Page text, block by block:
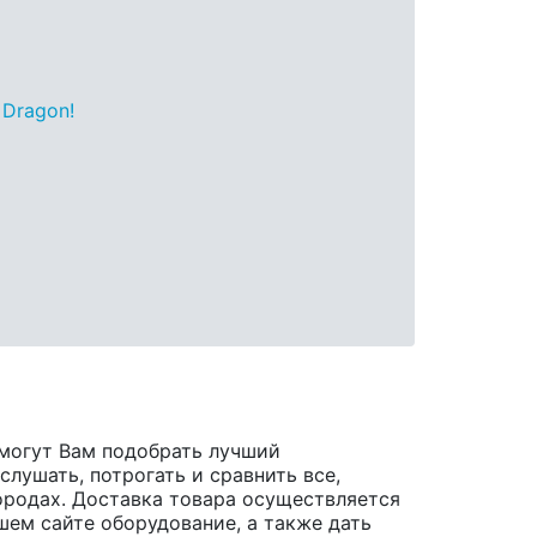
Вам подобрать лучший
потрогать и сравнить все,
Доставка товара осуществляется
сайте оборудование, а также дать